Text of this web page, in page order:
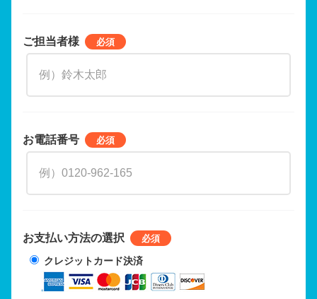
ご担当者様
お電話番号
お支払い方法の選択
クレジットカード決済